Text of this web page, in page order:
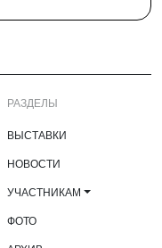
РАЗДЕЛЫ
ВЫСТАВКИ
НОВОСТИ
УЧАСТНИКАМ
ФОТО